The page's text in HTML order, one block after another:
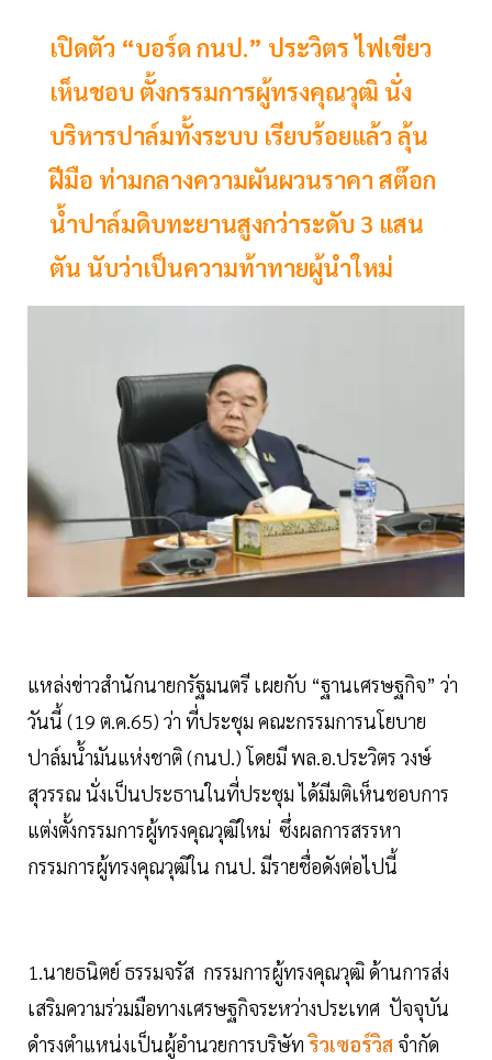
เปิดตัว “บอร์ด กนป.” ประวิตร ไฟเขียว
เห็นชอบ ตั้งกรรมการผู้ทรงคุณวุฒิ นั่ง
บริหารปาล์มทั้งระบบ เรียบร้อยแล้ว ลุ้น
ฝีมือ ท่ามกลางความผันผวนราคา สต๊อก
น้ำปาล์มดิบทะยานสูงกว่าระดับ 3 แสน
ตัน นับว่าเป็นความท้าทายผู้นำใหม่
แหล่งข่าวสำนักนายกรัฐมนตรี เผยกับ “ฐานเศรษฐกิจ” ว่า
วันนี้ (19 ต.ค.65) ว่า ที่ประชุม คณะกรรมการนโยบาย
ปาล์มน้ำมันแห่งชาติ (กนป.) โดยมี พล.อ.ประวิตร วงษ์
สุวรรณ นั่งเป็นประธานในที่ประชุม ได้มีมติเห็นชอบการ
แต่งตั้งกรรมการผู้ทรงคุณวุฒิใหม่ ซึ่งผลการสรรหา
กรรมการผู้ทรงคุณวุฒิใน กนป. มีรายชื่อดังต่อไปนี้
1.นายธนิตย์ ธรรมจรัส กรรมการผู้ทรงคุณวุฒิ ด้านการส่ง
เสริมความร่วมมือทางเศรษฐกิจระหว่างประเทศ ปัจจุบัน
ดำรงตำแหน่งเป็นผู้อำนวยการบริษัทริวเซอร์วิส จำกัด